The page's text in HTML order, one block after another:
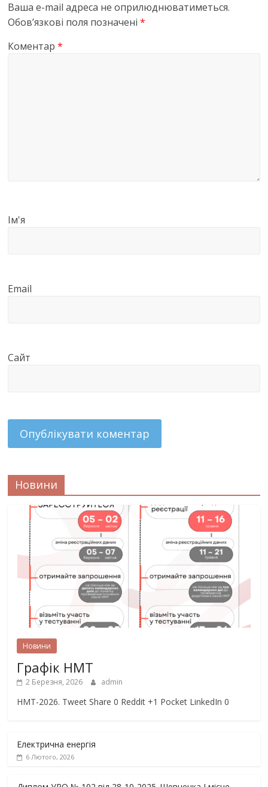
Ваша e-mail адреса не оприлюднюватиметься.
Обов’язкові поля позначені*
Коментар*
Ім'я
Email
Сайт
Новини
Новини
Графік НМТ
2 Березня, 2026 admin
НМТ-2026. Tweet Share 0 Reddit +1 Pocket LinkedIn 0
Електрична енергія
6 Лютого, 2026